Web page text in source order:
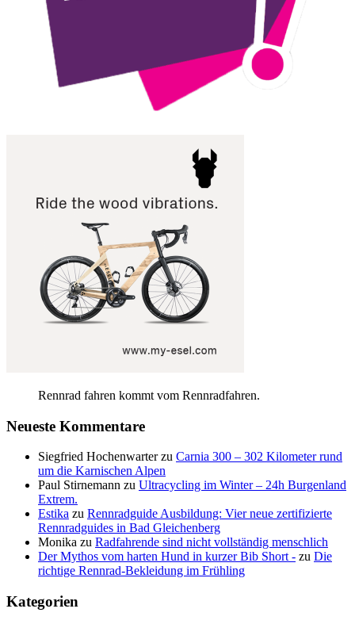
Rennrad fahren kommt vom Rennradfahren.
Neueste Kommentare
Siegfried Hochenwarterzu Carnia 300 – 302 Kilometer rund
um die Karnischen Alpen
Paul Stirnemann zu Ultracycling im Winter – 24h Burgenland
Extrem.
Estika zu Rennradguide Ausbildung: Vier neue zertifizierte
Rennradguides in Bad Gleichenberg
Monika zu Radfahrende sind nicht vollständig menschlich
Der Mythos vom harten Hund in kurzer Bib Short - zu Die
richtige Rennrad-Bekleidung im Frühling
Kategorien